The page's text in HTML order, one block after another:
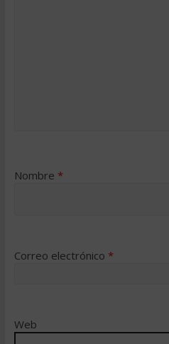
Nombre *
Correo electrónico *
Web